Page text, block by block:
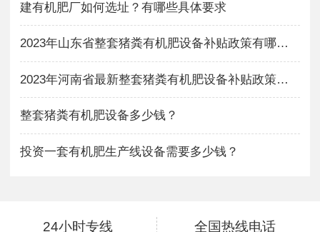
建有机肥厂如何选址？有哪些具体要求
2023年山东省整套猪粪有机肥设备补贴政策有哪些？
2023年河南省最新整套猪粪有机肥设备补贴政策有哪些？
整套猪粪有机肥设备多少钱？
投资一套有机肥生产线设备需要多少钱？
24小时专线 全国热线电话